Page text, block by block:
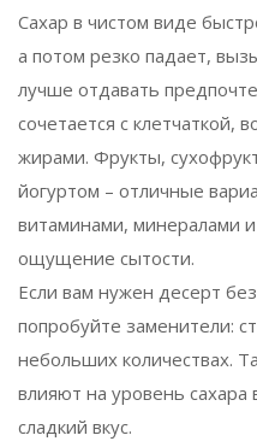
Сахар в чистом виде
а потом резко падает,
лучше отдавать
сочетается с клетчаткой,
жирами. Фрукты,
йогуртом – отличные
витаминами, минералами
ощущение сытости.
Если вам нужен десерт
попробуйте заменители:
небольших количествах.
влияют на уровень
сладкий вкус.